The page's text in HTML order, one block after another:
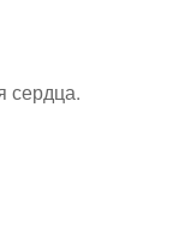
сердца.